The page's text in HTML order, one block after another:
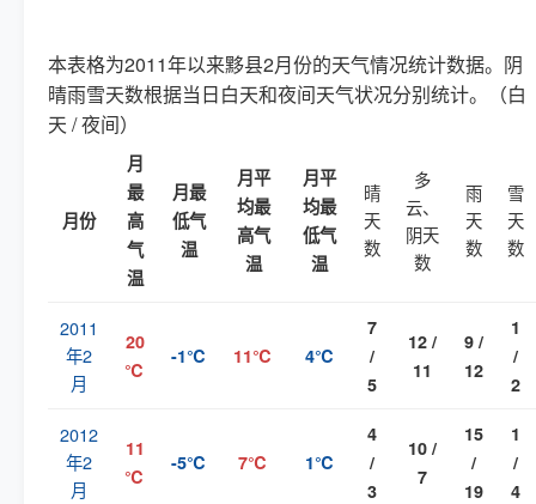
本表格为2011年以来黟县2月份的天气情况统计数据。阴
晴雨雪天数根据当日白天和夜间天气状况分别统计。（白
天 / 夜间）
月份
月
最
高
气
温
月最
低气
温
月平
均最
高气
温
月平
均最
低气
温
晴
天
数
多
云、
阴天
数
雨
天
数
雪
天
数
2011
年2
月
20
℃
-1℃ 11℃ 4℃
7
/
5
12 /
11
9 /
12
1
/
2
2012
年2
月
11
℃
-5℃ 7℃ 1℃
4
/
3
10 /
7
15
/
19
1
/
4